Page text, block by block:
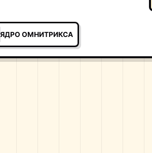
ЯДРО ОМНИТРИКСА